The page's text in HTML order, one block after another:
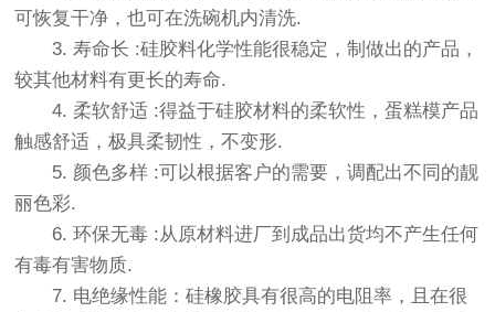
可恢复干净，也可在洗碗机内清洗.
3. 寿命长 :硅胶料化学性能很稳定，制做出的产品，
较其他材料有更长的寿命.
4. 柔软舒适 :得益于硅胶材料的柔软性，蛋糕模产品
触感舒适，极具柔韧性，不变形.
5. 颜色多样 :可以根据客户的需要，调配出不同的靓
丽色彩.
6. 环保无毒 :从原材料进厂到成品出货均不产生任何
有毒有害物质.
7. 电绝缘性能：硅橡胶具有很高的电阻率，且在很